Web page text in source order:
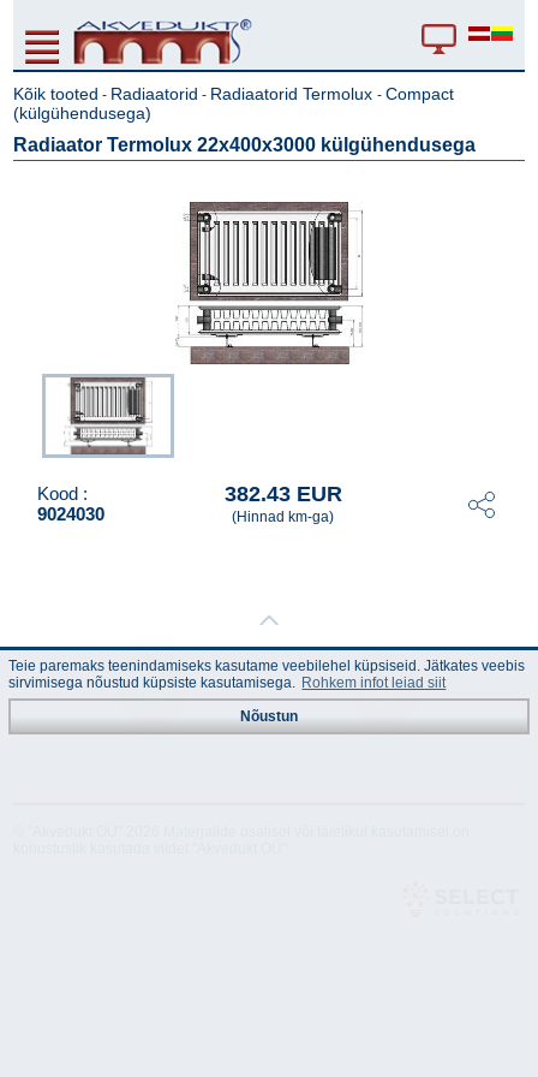
Kõik tooted - Radiaatorid - Radiaatorid Termolux-Compact
(külgühendusega)
Radiaator Termolux 22x400x3000 külgühendusega
Kood :
9024030
382.43 EUR
(Hinnad km-ga)
Teie paremaks teenindamiseks kasutame veebilehel küpsiseid. Jätkates veebis
sirvimisega nõustud küpsiste kasutamisega. Rohkem infot leiad siit
Nõustun